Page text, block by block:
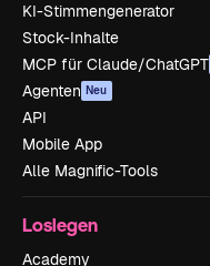
KI-Stimmengenerator
Stock-Inhalte
MCP für Claude/ChatGPT
Agenten Neu
API
Mobile App
Alle Magnific-Tools
Loslegen
Academy